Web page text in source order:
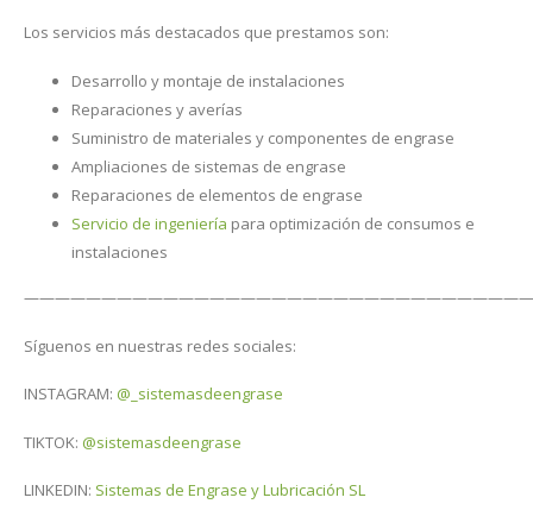
Los servicios más destacados que prestamos son:
Desarrollo y montaje de instalaciones
Reparaciones y averías
Suministro de materiales y componentes de engrase
Ampliaciones de sistemas de engrase
Reparaciones de elementos de engrase
Servicio de ingeniería para optimización de consumos e
instalaciones
Síguenos en nuestras redes sociales:
INSTAGRAM: @_sistemasdeengrase
TIKTOK: @sistemasdeengrase
LINKEDIN: Sistemas de Engrase y Lubricación SL